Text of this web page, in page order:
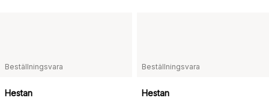
Beställningsvara
Hestan
Beställningsvara
Hestan